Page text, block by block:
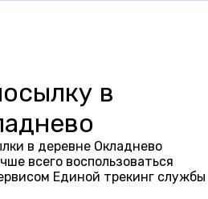
в
в деревне Окладнево
всего воспользоваться
Единой трекинг службы